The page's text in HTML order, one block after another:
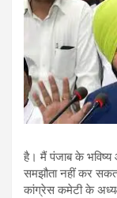
है। मैं पंजाब के
समझौता नहीं कर
कांग्रेस कमेटी के